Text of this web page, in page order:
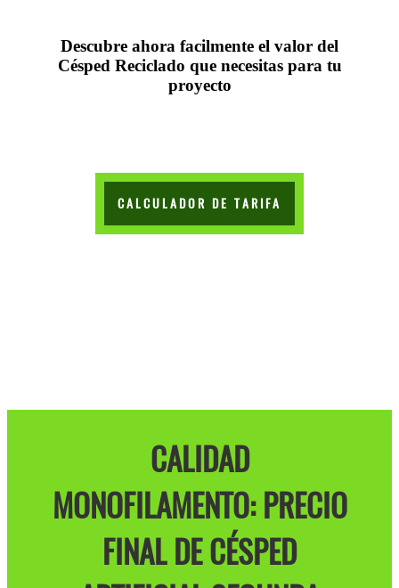
Descubre ahora facilmente el valor del
Césped Reciclado que necesitas para tu
proyecto
CALCULADOR DE TARIFA
CALIDAD
MONOFILAMENTO: PRECIO
FINAL DE CÉSPED